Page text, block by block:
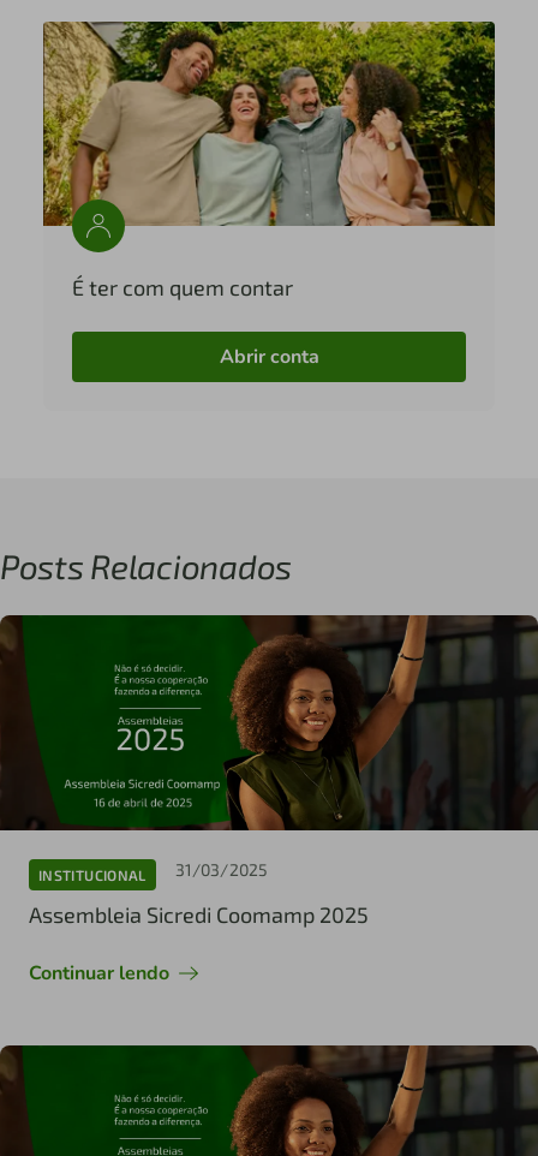
É ter com quem contar
Abrir conta
Posts Relacionados
INSTITUCIONAL 31/03/2025
Assembleia Sicredi Coomamp 2025
Continuar lendo